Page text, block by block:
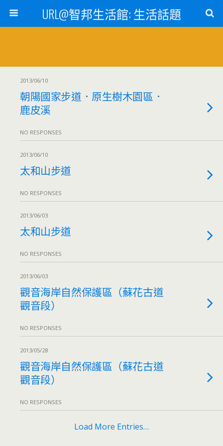
URL@智邦生活館: 生活話題
2013/06/10
朝陽國家步道．原生樹木園區．
鹿皮溪
NO RESPONSES
2013/06/10
太和山步道
NO RESPONSES
2013/06/03
太和山步道
NO RESPONSES
2013/06/03
觀音海岸自然保護區（蘇花古道
觀音段）
NO RESPONSES
2013/05/28
觀音海岸自然保護區（蘇花古道
觀音段）
NO RESPONSES
Load More Entries…